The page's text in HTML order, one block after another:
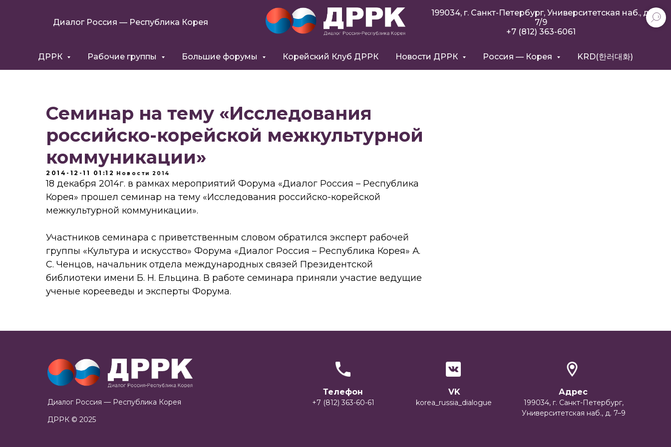
Диалог Россия — Республика Корея
199034, г. Санкт-Петербург, Университетская наб., д.
7/9
+7 (812) 363-6061
ДРРК Рабочие группы Большие форумы Корейский Клуб ДРРК Новости ДРРК Россия — Корея KRD(한러대화)
Семинар на тему «Исследования
российско-корейской межкультурной
коммуникации»
2014-12-11 01:12 Новости 2014
18 декабря 2014г. в рамках мероприятий Форума «Диалог Россия – Республика
Корея» прошел семинар на тему «Исследования российско-корейской
межкультурной коммуникации».
Участников семинара с приветственным словом обратился эксперт рабочей
группы «Культура и искусство» Форума «Диалог Россия – Республика Корея» А.
С. Ченцов, начальник отдела международных связей Президентской
библиотеки имени Б. Н. Ельцина. В работе семинара приняли участие ведущие
ученые корееведы и эксперты Форума.
Диалог Россия — Республика Корея
Телефон
+7 (812) 363-60-61
VK
korea_russia_dialogue
Адрес
199034, г. Санкт-Петербург,
Университетская наб., д. 7–9
ДРРК © 2025